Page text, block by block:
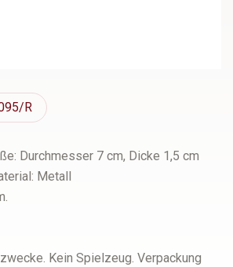
R
Durchmesser 7 cm, Dicke 1,5 cm
Metall
Kein Spielzeug. Verpackung